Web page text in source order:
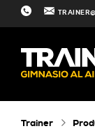
Trainer